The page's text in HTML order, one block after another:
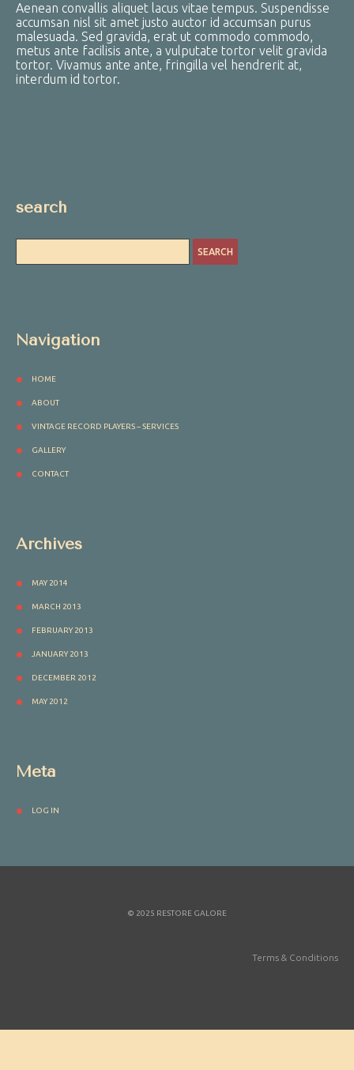
Aenean convallis aliquet lacus vitae tempus. Suspendisse
accumsan nisl sit amet justo auctor id accumsan purus
malesuada. Sed gravida, erat ut commodo commodo,
metus ante facilisis ante, a vulputate tortor velit gravida
tortor. Vivamus ante ante, fringilla vel hendrerit at,
interdum id tortor.
search
Navigation
HOME
ABOUT
VINTAGE RECORD PLAYERS – SERVICES
GALLERY
CONTACT
Archives
MAY 2014
MARCH 2013
FEBRUARY 2013
JANUARY 2013
DECEMBER 2012
MAY 2012
Meta
LOG IN
© 2025 RESTORE GALORE
Terms & Conditions